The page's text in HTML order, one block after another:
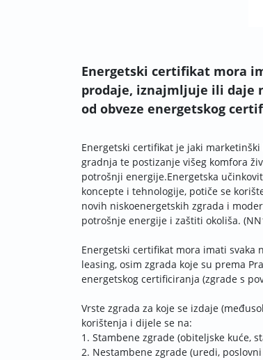
Energetski certifikat mora
prodaje, iznajmljuje ili daje
od obveze energetskog
Energetski certifikat je jaki
gradnja te postizanje višeg komfora
potrošnji energije.Energetska
koncepte i tehnologije, potiče se
novih niskoenergetskih zgrada i
potrošnje energije i zaštiti okoliša.
Energetski certifikat mora imati svaka
leasing, osim zgrada koje su prema
energetskog certificiranja (zgrade s
Vrste zgrada za koje se izdaje
korištenja i dijele se na:
1. Stambene zgrade (obiteljske kuće,
2. Nestambene zgrade (uredi,